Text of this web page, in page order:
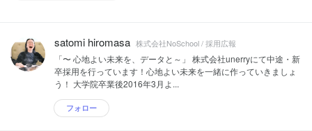
satomi hiromasa 株式会社NoSchool / 採用広報
「〜 心地よい未来を、データと～」 株式会社unerryにて中途・新
卒採用を行っています！心地よい未来を一緒に作っていきましょ
う！ 大学院卒業後2016年3月よ...
フォロー